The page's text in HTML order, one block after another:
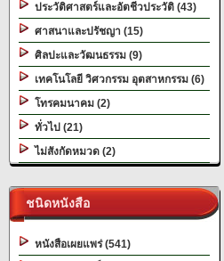
ประวัติศาสตร์และอัตชีวประวัติ (43)
ศาสนาและปรัชญา (15)
ศิลปะและวัฒนธรรม (9)
เทคโนโลยี วิศวกรรม อุตสาหกรรม (6)
โทรคมนาคม (2)
ทั่วไป (21)
ไม่สังกัดหมวด (2)
ชนิดหนังสือ
หนังสือเผยแพร่ (541)